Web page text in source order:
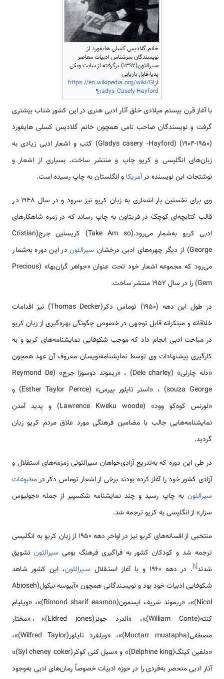
خانم گلادیس کسلی هایفورد از
نویسندگان سرشناس ادبیات معاصر
سیرالئون(1392).برگرفته از سایت ویکی
پدیا،قابل بازیابی
ازhttps://en.wikipedia.org/wiki/Gl
adys_Casely-Hayford
با آغاز قرن بیستم میلادی خلق آثار ادبی هنری در این کشور شتاب بیشتری
گرفت و نویسندگان صاحب نامی همچون خانم گلادیس کسلی هایفورد
(1950-1904) (Gladys casery -Hayford) کتب و اشعار ادبی زیادی به
زبان‌های انگلیسی و کریو چاپ و منتشر ساخت. بسیاری از اشعار و
نوشتجات این نویسنده درآمریکا و انگلستان به چاپ رسیده است.
وی برای نخستین بار اشعاری به زبان کریو نیز سرود و در سال 1948 در
قالب کتابچه‌ای کوچک در فریتاون به چاپ رساند که در زمره شاهکارهای
ادبی کریو به‌شمار می‌رود.(Take Am so) کریستین جرج(Cristian
George) از دیگر چهره‌های ادبی درخشان
سیرالئون در این دوره به‌شمار
می‌رود که مجموعه اشعار خود تحت عنوان «جواهر گران‌بها» (Precious
Gem) را در سال 1952 منتشر ساخت.
در طول این دهه (1950) توماس دکر(Thomas Decker) نیز اقدامات
خلاقانه و مبتکرانه قابل توجهی در خصوص چگونگی بهره‌گیری از زبان کریو
در مباحث ادبی انجام داد که موجب شکوفایی نمایشنامه‌های کریو و به
کارگیری پیشنهادات وی توسط نمایشنامه‌نویسان معروف آن عهد همچون
«دله چارلی» (Dele charley) ، «ریموند دوسوزا جرج» (Reymond De
souza George) ، «استر تایلور پیرس» (Esther Taylor Perrce) و
«لورنس کوه‌کو وود» (Lawrence Kweku woode) و پدید آمدن
نمایشنامه‌هایی جالب با مضامین فرهنگی مورد علاق مردم کریو زبان
گردید.
در طی این دوره که به‌تدریج آزادی‌خواهان سیرالئونی زمزمه‌های استقلال و
آزادی کشور خود را آغاز کرده بودند برخی از اشعار توماس دکر درمطبوعات
سیرالئون به چاپ رسید و چند نمایشنامه شکسپیر از جمله «جولیوس
سزار» از انگلیسی به کریو ترجمه شد.
منتخبی از افسانه‌های کریو نیز در اواخر دهه 1950 از زبان کریو به انگلیسی
ترجمه شد و کودکان کشور به فراگیری فرهنگ بومی سیرالئون تشویق
شدند[۱]. در دهه 1960 و با آغاز استـقلال سـیرالئون، این کشور شاهد
شـکوفایی ادبیات خود بود و نویسـندگانی همچون «آبیوسه نیکول(Abioseh
Nicol)»، «ریموند شریف ایسمون(Rimond sharif easmon)»، «ویلیام
کنته(William Conte)»، «الدرد جونز(Eldred jones)»، «مختار
مصطفی(Muctarr mustapha)»، «ویلفرد تایلور(Wilfred Taylor)»،
«دلفین کینگ(Delphine king)» و «سیل کنی کوکر(Syl cheney coker)»
آثار ادبی منحصر به‌فردی را در حوزه ادبیات خصوصاً رمان‌های ادبی به‌وجود